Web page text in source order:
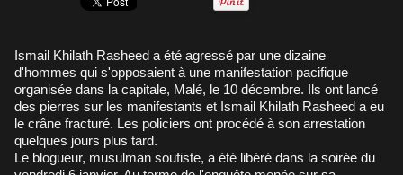
Ismail Khilath Rasheed a été agressé par une dizaine
d'hommes qui s'opposaient à une manifestation pacifique
organisée dans la capitale, Malé, le 10 décembre. Ils ont lancé
des pierres sur les manifestants et Ismail Khilath Rasheed a eu
le crâne fracturé. Les policiers ont procédé à son arrestation
quelques jours plus tard.
Le blogueur, musulman soufiste, a été libéré dans la soirée du